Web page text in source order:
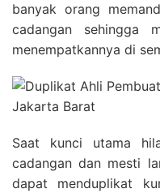
banyak orang
cadangan sehingga
menempatkannya di
Saat kunci utama
cadangan dan mesti
dapat menduplikat